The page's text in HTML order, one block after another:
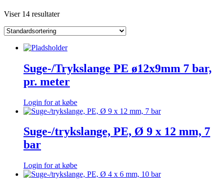
Viser 14 resultater
Suge-/Trykslange PE ø12x9mm 7 bar,
pr. meter
Login for at købe
Suge-/trykslange, PE, Ø 9 x 12 mm, 7
bar
Login for at købe